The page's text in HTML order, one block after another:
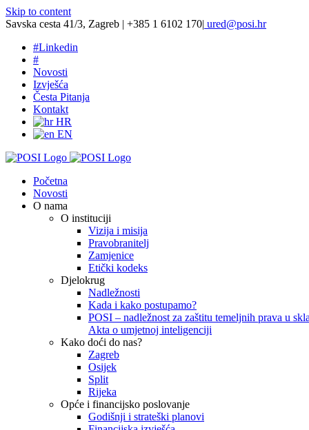
Skip to content
Savska cesta 41/3, Zagreb | +385 1 6102 170| ured@posi.hr
#Linkedin
#
Novosti
Izvješća
Česta Pitanja
Kontakt
HR
EN
Početna
Novosti
O nama
O instituciji
Vizija i misija
Pravobranitelj
Zamjenice
Etički kodeks
Djelokrug
Nadležnosti
Kada i kako postupamo?
POSI – nadležnost za zaštitu temeljnih prava u
Akta o umjetnoj inteligenciji
Kako doći do nas?
Zagreb
Osijek
Split
Rijeka
Opće i financijsko poslovanje
Godišnji i strateški planovi